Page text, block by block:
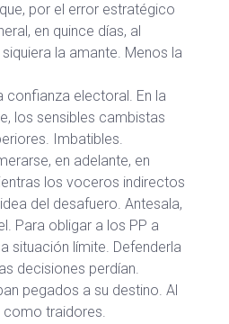
por el error estratégico
en quince días, al
la amante. Menos la
confianza electoral. En la
los sensibles cambistas
Imbatibles.
en adelante, en
los voceros indirectos
del desafuero. Antesala,
Para obligar a los PP a
situación límite. Defenderla
decisiones perdían.
pegados a su destino. Al
como traidores.